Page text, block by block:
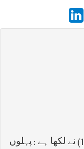
مولانا مناظر احسن گیلانی (1892-1957) نے لکها ہے : پہلوں